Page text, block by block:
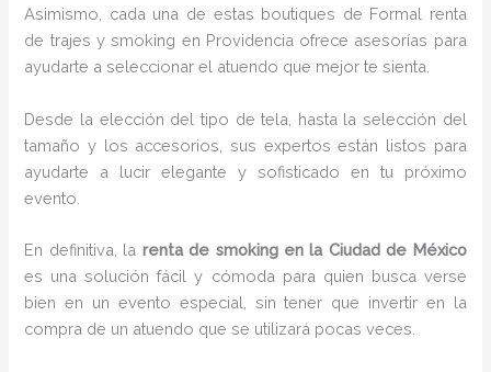
Asimismo, cada una de estas boutiques de Formal renta
de trajes y smoking en Providencia ofrece asesorías para
ayudarte a seleccionar el atuendo que mejor te sienta.
Desde la elección del tipo de tela, hasta la selección del
tamaño y los accesorios, sus expertos están listos para
ayudarte a lucir elegante y sofisticado en tu próximo
evento.
En definitiva, la renta de smoking en la Ciudad de México
es una solución fácil y cómoda para quien busca verse
bien en un evento especial, sin tener que invertir en la
compra de un atuendo que se utilizará pocas veces.